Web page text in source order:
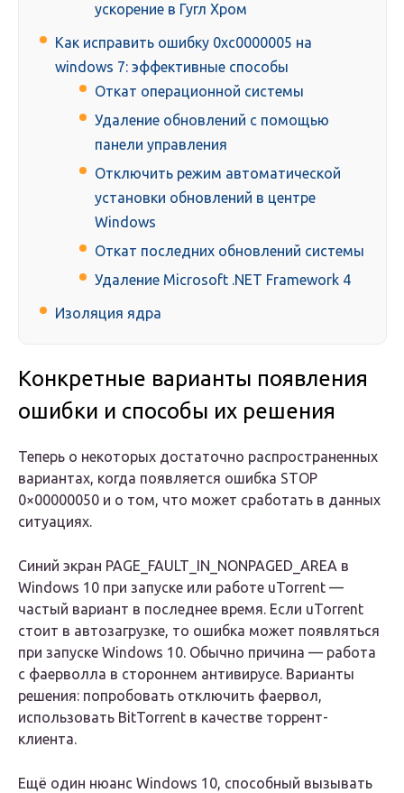
ускорение в Гугл Хром
Как исправить ошибку 0xc0000005 на
windows 7: эффективные способы
Откат операционной системы
Удаление обновлений с помощью
панели управления
Отключить режим автоматической
установки обновлений в центре
Windows
Откат последних обновлений системы
Удаление Microsoft .NET Framework 4
Изоляция ядра
Конкретные варианты появления
ошибки и способы их решения
Теперь о некоторых достаточно распространенных
вариантах, когда появляется ошибка STOP
0×00000050 и о том, что может сработать в данных
ситуациях.
Синий экран PAGE_FAULT_IN_NONPAGED_AREA в
Windows 10 при запуске или работе uTorrent —
частый вариант в последнее время. Если uTorrent
стоит в автозагрузке, то ошибка может появляться
при запуске Windows 10. Обычно причина — работа
с фаерволла в стороннем антивирусе. Варианты
решения: попробовать отключить фаервол,
использовать BitTorrent в качестве торрент-
клиента.
Ещё один нюанс Windows 10, способный вызывать